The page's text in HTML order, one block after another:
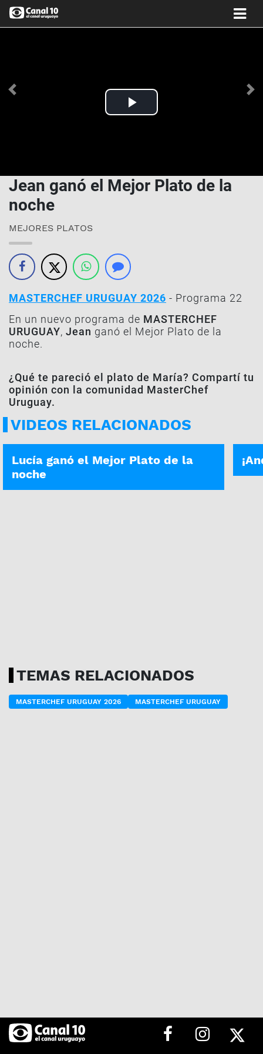
Play
Anterior
Jean ganó el Mejor Plato de la
noche
MEJORES PLATOS
MASTERCHEF URUGUAY 2026 - Programa 22
En un nuevo programa de MASTERCHEF
URUGUAY, Jean ganó el Mejor Plato de la
noche.
¿Qué te pareció el plato de María? Compartí tu
opinión con la comunidad MasterChef
Uruguay.
VIDEOS RELACIONADOS
MEJORES PLATOS
Lucía ganó el Mejor Plato de la
noche
TEMAS RELACIONADOS
MASTERCHEF URUGUAY 2026 MASTERCHEF URUGUAY